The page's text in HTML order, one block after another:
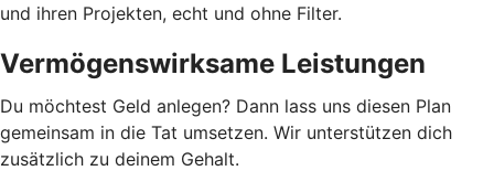
und ihren Projekten, echt und ohne Filter.
Vermögenswirksame Leistungen
Du möchtest Geld anlegen? Dann lass uns diesen Plan
gemeinsam in die Tat umsetzen. Wir unterstützen dich
zusätzlich zu deinem Gehalt.